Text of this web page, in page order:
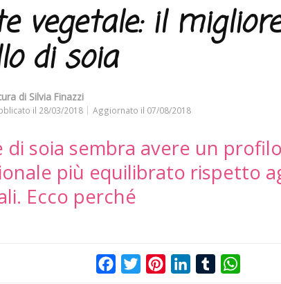
vegetale: il
di soia
di Silvia Finazzi
il 28/03/2018 Aggiornato il 07/08/2018
di soia sembra avere un profilo
più equilibrato rispetto
Ecco perché
FacebookTwitterPinterestLinkedInTumblr